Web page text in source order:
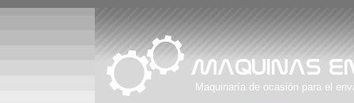
Maquinaría de ocasión para el